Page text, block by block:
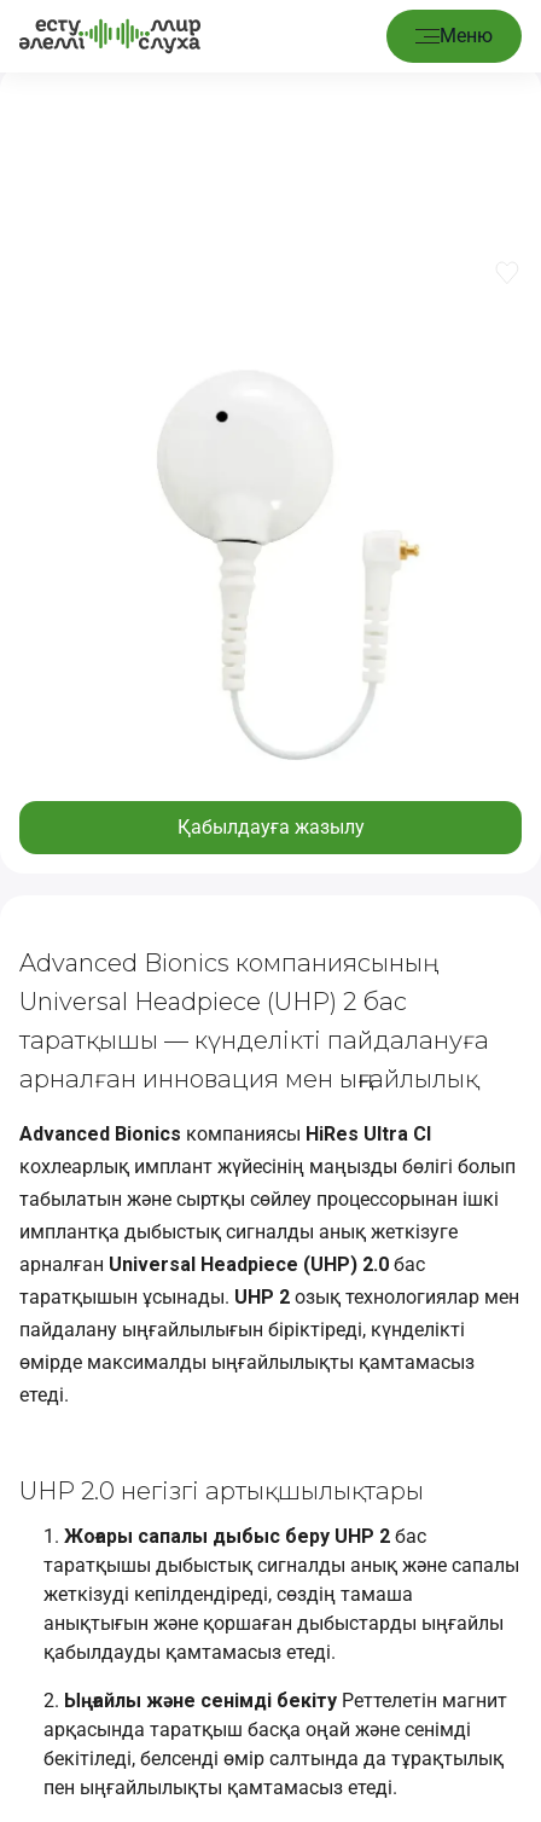
Меню
Басты бет /Импланттар UHP 2.0 бас таратқышы
Қабылдауға жазылу
Advanced Bionics компаниясының
Universal Headpiece (UHP) 2 бас
таратқышы — күнделікті пайдалануға
арналған инновация мен ыңғайлылық
Advanced Bionics компаниясы HiRes Ultra CI
кохлеарлық имплант жүйесінің маңызды бөлігі болып
табылатын және сыртқы сөйлеу процессорынан ішкі
имплантқа дыбыстық сигналды анық жеткізуге
арналған Universal Headpiece (UHP) 2.0 бас
таратқышын ұсынады. UHP 2 озық технологиялар мен
пайдалану ыңғайлылығын біріктіреді, күнделікті
өмірде максималды ыңғайлылықты қамтамасыз
етеді.
UHP 2.0 негізгі артықшылықтары
Жоғары сапалы дыбыс беру UHP 2 бас
таратқышы дыбыстық сигналды анық және сапалы
жеткізуді кепілдендіреді, сөздің тамаша
анықтығын және қоршаған дыбыстарды ыңғайлы
қабылдауды қамтамасыз етеді.
Ыңғайлы және сенімді бекіту Реттелетін магнит
арқасында таратқыш басқа оңай және сенімді
бекітіледі, белсенді өмір салтында да тұрақтылық
пен ыңғайлылықты қамтамасыз етеді.